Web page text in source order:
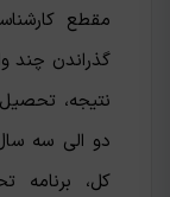
مقطع
گذراندن چند
نتیجه،
دو الی سه
کل، برنامه